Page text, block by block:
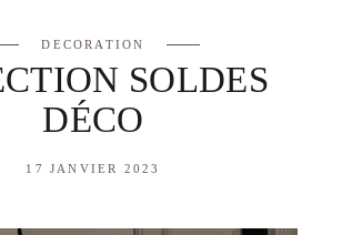
DECORATION
SOLDES
DÉCO
17 JANVIER 2023